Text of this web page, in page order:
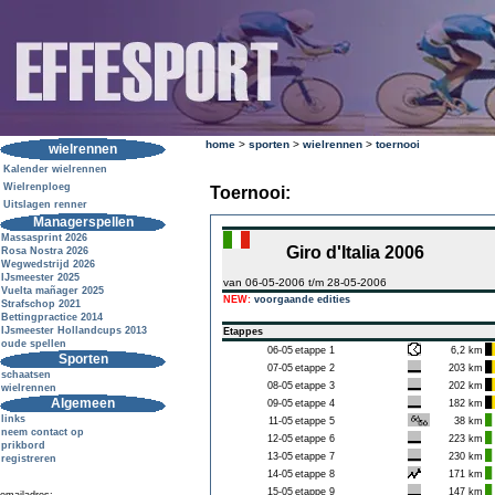
wielrennen
Kalender wielrennen
Wielrenploeg
Uitslagen renner
Managerspellen
Massasprint 2026
Rosa Nostra 2026
Wegwedstrijd 2026
IJsmeester 2025
Vuelta mañager 2025
Strafschop 2021
Bettingpractice 2014
IJsmeester Hollandcups 2013
oude spellen
Sporten
schaatsen
wielrennen
Algemeen
links
neem contact op
prikbord
registreren
home > sporten > wielrennen > toernooi
Toernooi:
Giro d'Italia 2006
van 06-05-2006 t/m 28-05-2006
NEW: voorgaande edities
Etappes
06-05 etappe 1
6,2 km
07-05 etappe 2
203 km
08-05 etappe 3
202 km
09-05 etappe 4
182 km
11-05 etappe 5
38 km
12-05 etappe 6
223 km
13-05 etappe 7
230 km
14-05 etappe 8
171 km
15-05 etappe 9
147 km